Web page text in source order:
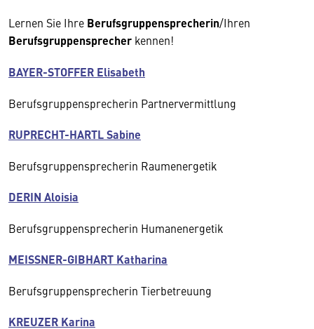
Lernen Sie Ihre Berufsgruppensprecherin/Ihren
Berufsgruppensprecher kennen!
BAYER-STOFFER Elisabeth
Berufsgruppensprecherin Partnervermittlung
RUPRECHT-HARTL Sabine
Berufsgruppensprecherin Raumenergetik
DERIN Aloisia
Berufsgruppensprecherin Humanenergetik
MEISSNER-GIBHART Katharina
Berufsgruppensprecherin Tierbetreuung
KREUZER Karina